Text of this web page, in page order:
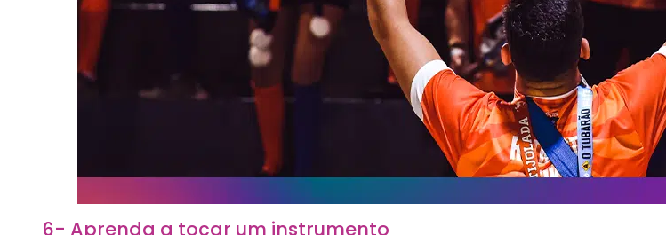
6- Aprenda a tocar um instrumento